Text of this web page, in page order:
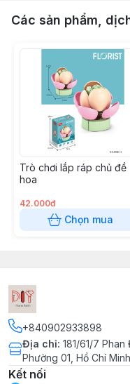
- Kích thích tư duy
#CubicFun
#ĐồChơi3D
#ĐồChơiLắpRáp
#Tômàugỗ
#Puzzle2D
#StarKids
#ĐồChơiKhoaHọc
#Noel #GiángSinh
#TranhCát
#BảngBậnRộn
#TròChơiThủCông
#TranhCạo
#TròChơiDânGian
#CờRắnLeoThang
#KhóaKhổngMinh
Hồ Tự Làm
Các sản phẩm,
Trò chơi lắp ráp chủ đề
hoa
42.000đ
Chọn mua
+840902933898
Địa chỉ: 181/61/7 Phan
Phường 01, Hồ Chí
Kết nối